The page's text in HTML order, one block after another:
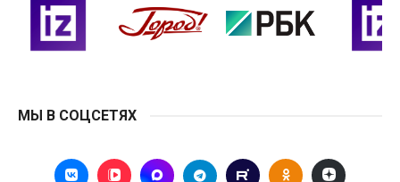
МЫ В СОЦСЕТЯХ